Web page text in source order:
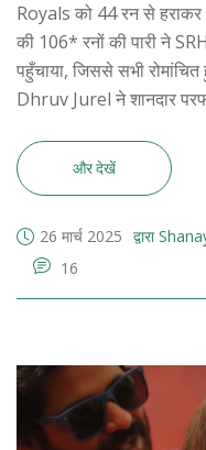
Royals को 44 रन से
की 106* रनों की पारी ने
पहुँचाया, जिससे सभी
Dhruv Jurel ने शानदार
और देखें
26 मार्च 2025 द्वारा
16